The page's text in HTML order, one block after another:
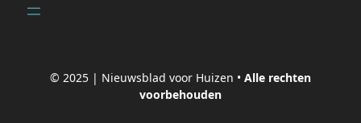
© 2025 | Nieuwsblad voor Huizen • Alle rechten
voorbehouden